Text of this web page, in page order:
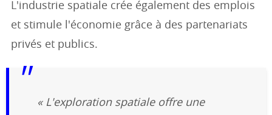
L'industrie spatiale crée également des emplois
et stimule l'économie grâce à des partenariats
privés et publics.
« L'exploration spatiale offre une